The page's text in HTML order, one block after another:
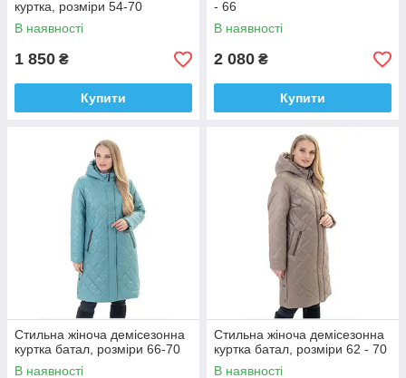
куртка, розміри 54-70
В наявності
1 850 ₴
Купити
- 66
В наявності
2 080 ₴
Купити
Стильна жіноча демісезонна
куртка батал, розміри 66-70
В наявності
Стильна жіноча демісезонна
куртка батал, розміри 62 - 70
В наявності